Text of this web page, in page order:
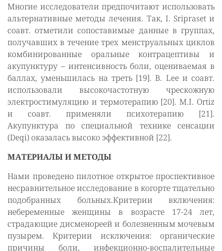
Многие исследователи предпочитают использовать
альтернативные методы лечения. Так, I. Sripraset и
соавт. отметили сопоставимые данные в группах,
получавших в течение трех менструальных циклов
комбинированные оральные контрацептивы и
акупунктуру – интенсивность боли, оцениваемая в
баллах, уменьшилась на треть [19]. B. Lee и соавт.
использовали высокочастотную чрескожную
электростимуляцию и термотерапию [20]. M.I. Ortiz
и соавт. применяли психотерапию [21].
Акупунктура по специальной технике сенсации
(Deqi) оказалась высоко эффективной [22].
МАТЕРИАЛЫ И МЕТОДЫ
Нами проведено пилотное открытое проспективное
несравнительное исследование в когорте тщательно
подобранных больных.Критерии включения:
небеременные женщины в возрасте 17-24 лет,
страдающие дисменореей и болезненным мочевым
пузырем. Критерии исключения: органические
причины боли, инфекционно-воспалительные